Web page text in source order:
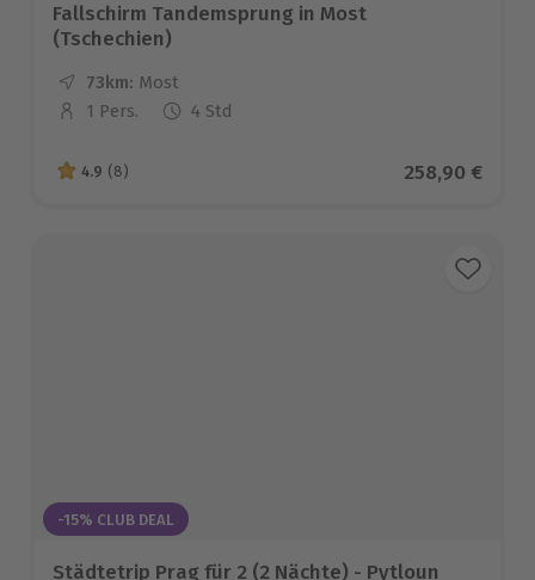
Fallschirm Tandemsprung in Most
(Tschechien)
73km: Entfernung
Standort
Most
Anzahl der Teilnehmer
1 Pers. 4 Std
4.9 von 5 Sternen basierend auf 8 Bewertungen
4.9 (8) Aktueller
258,90 €
-15% CLUB DEAL
Städtetrip Prag für 2 (2 Nächte) - Pytloun